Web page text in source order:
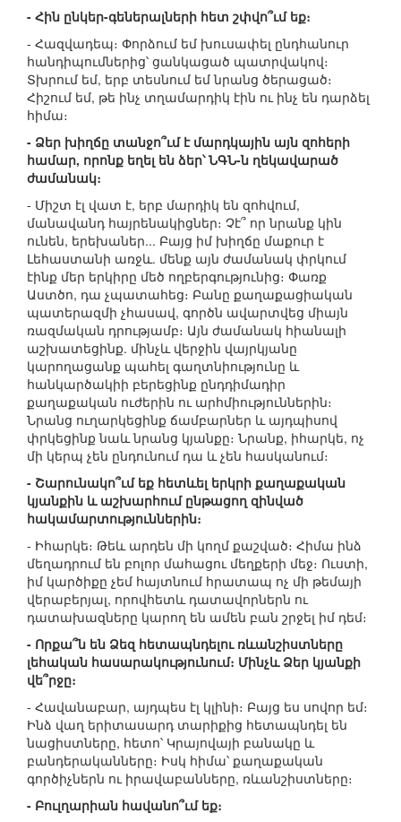
- Հին ընկեր-գեներալների հետ շփվո՞ւմ եք։
- Հազվադեպ։ Փորձում եմ խուսափել ընդհանուր
հանդիպումներից՝ ցանկացած պատրվակով։
Տխրում եմ, երբ տեսնում եմ նրանց ծերացած։
Հիշում եմ, թե ինչ տղամարդիկ էին ու ինչ են դարձել
հիմա։
- Ձեր խիղճը տանջո՞ւմ է մարդկային այն զոհերի
համար, որոնք եղել են ձեր՝ ՆԳՆ-ն ղեկավարած
ժամանակ։
- Միշտ էլ վատ է, երբ մարդիկ են զոհվում,
մանավանդ հայրենակիցներ։ Չէ՞ որ նրանք կին
ունեն, երեխաներ... Բայց իմ խիղճը մաքուր է
Լեհաստանի առջև. մենք այն ժամանակ փրկում
էինք մեր երկիրը մեծ ողբերգությունից։ Փառք
Աստծո, դա չպատահեց։ Բանը քաղաքացիական
պատերազմի չհասավ, գործն ավարտվեց միայն
ռազմական դրությամբ։ Այն ժամանակ հիանալի
աշխատեցինք. մինչև վերջին վայրկյանը
կարողացանք պահել գաղտնիությունը և
հանկարծակիի բերեցինք ընդդիմադիր
քաղաքական ուժերին ու արհմիություններին։
Նրանց ուղարկեցինք ճամբարներ և այդպիսով
փրկեցինք նաև նրանց կյանքը։ Նրանք, իհարկե, ոչ
մի կերպ չեն ընդունում դա և չեն հասկանում։
- Շարունակո՞ւմ եք հետևել երկրի քաղաքական
կյանքին և աշխարհում ընթացող զինված
հակամարտություններին։
- Իհարկե։ Թեև արդեն մի կողմ քաշված։ Հիմա ինձ
մեղադրում են բոլոր մահացու մեղքերի մեջ։ Ուստի,
իմ կարծիքը չեմ հայտնում հրատապ ոչ մի թեմայի
վերաբերյալ, որովհետև դատավորներն ու
դատախազները կարող են ամեն բան շրջել իմ դեմ։
- Որքա՞ն են Ձեզ հետապնդելու ռևանշիստները
լեհական հասարակությունում։ Մինչև Ձեր կյանքի
վե՞րջը։
- Հավանաբար, այդպես էլ կլինի։ Բայց ես սովոր եմ։
Ինձ վաղ երիտասարդ տարիքից հետապնդել են
նացիստները, հետո՝ Կրայովայի բանակը և
բանդերականները։ Իսկ հիմա՝ քաղաքական
գործիչներն ու իրավաբանները, ռևանշիստները։
- Բուլղարիան հավանո՞ւմ եք։